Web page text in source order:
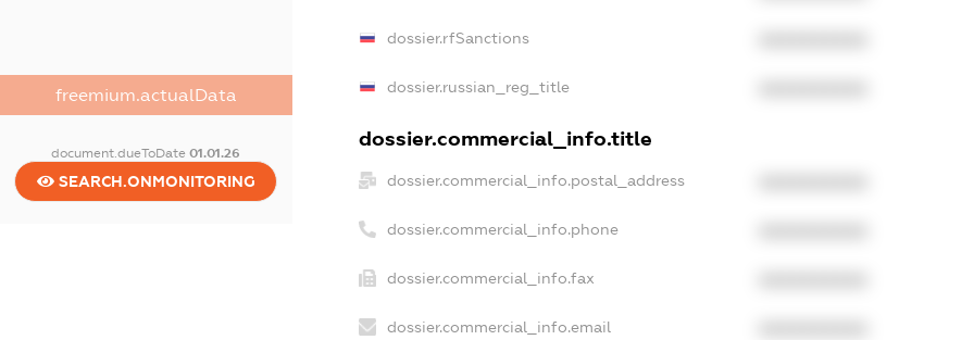
freemium.actualData
document.dueToDate01.01.26
SEARCH.ONMONITORING
dossier.rfSanctions
dossier.russian_reg_title
dossier.commercial_info.title
dossier.commercial_info.postal_address
dossier.commercial_info.phone
dossier.commercial_info.fax
dossier.commercial_info.email